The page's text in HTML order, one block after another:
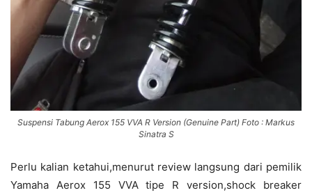
Suspensi Tabung Aerox 155 VVA R Version (Genuine Part) Foto : Markus
Sinatra S
Perlu kalian ketahui,menurut review langsung dari pemilik
Yamaha Aerox 155 VVA tipe R version,shock breaker